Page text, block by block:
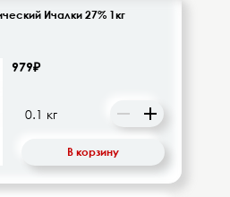
Ичалки 27% 1кг
979₽
В корзину